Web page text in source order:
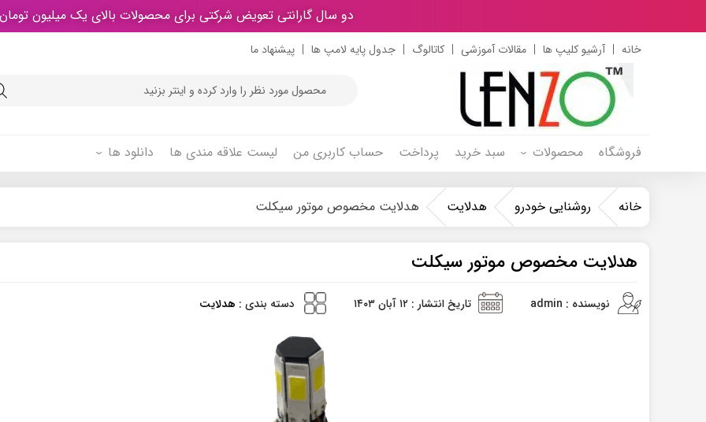
دو سال گارانتی تعویض شرکتی برای محصولات بالای یک میلیون تومان
خانه آرشیو کلیپ ها مقالات آموزشی کاتالوگ جدول پایه لامپ ها پیشنهاد ما
search
فروشگاه محصولات سبد خرید پرداخت حساب کاربری من لیست علاقه مندی ها دانلود ها
خانه روشنایی خودرو هدلایت هدلایت مخصوص موتور سیکلت
هدلایت مخصوص موتور سیکلت
نویسنده : admin تاریخ انتشار : ۱۲ آبان ۱۴۰۳ دسته بندی : هدلایت